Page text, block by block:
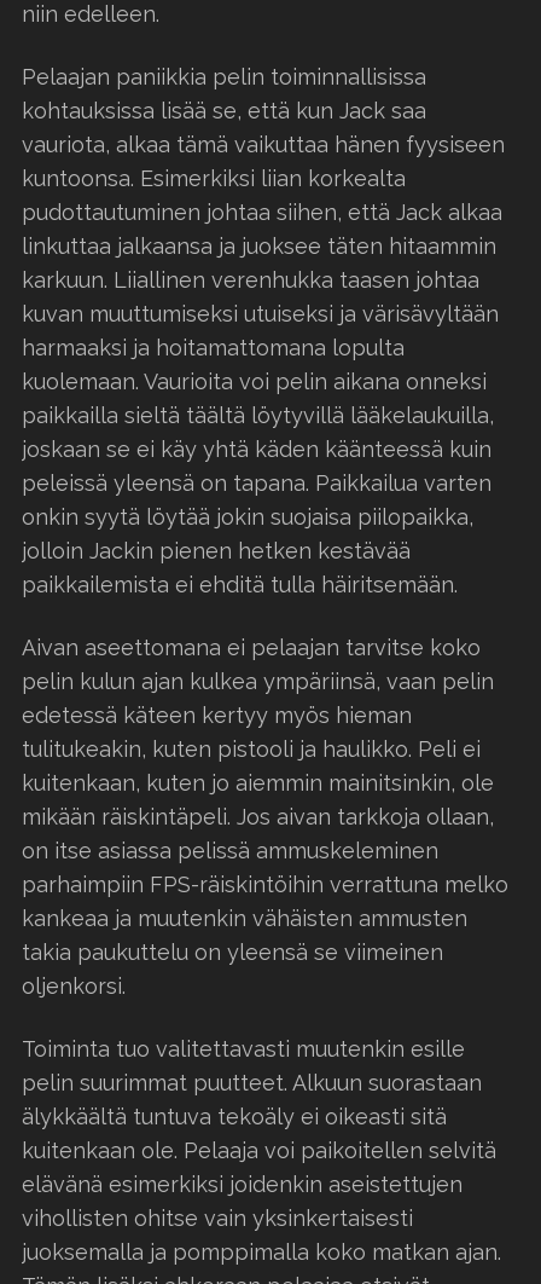
niin edelleen.
Pelaajan paniikkia pelin toiminnallisissa
kohtauksissa lisää se, että kun Jack saa
vauriota, alkaa tämä vaikuttaa hänen fyysiseen
kuntoonsa. Esimerkiksi liian korkealta
pudottautuminen johtaa siihen, että Jack alkaa
linkuttaa jalkaansa ja juoksee täten hitaammin
karkuun. Liiallinen verenhukka taasen johtaa
kuvan muuttumiseksi utuiseksi ja värisävyltään
harmaaksi ja hoitamattomana lopulta
kuolemaan. Vaurioita voi pelin aikana onneksi
paikkailla sieltä täältä löytyvillä lääkelaukuilla,
joskaan se ei käy yhtä käden käänteessä kuin
peleissä yleensä on tapana. Paikkailua varten
onkin syytä löytää jokin suojaisa piilopaikka,
jolloin Jackin pienen hetken kestävää
paikkailemista ei ehditä tulla häiritsemään.
Aivan aseettomana ei pelaajan tarvitse koko
pelin kulun ajan kulkea ympäriinsä, vaan pelin
edetessä käteen kertyy myös hieman
tulitukeakin, kuten pistooli ja haulikko. Peli ei
kuitenkaan, kuten jo aiemmin mainitsinkin, ole
mikään räiskintäpeli. Jos aivan tarkkoja ollaan,
on itse asiassa pelissä ammuskeleminen
parhaimpiin FPS-räiskintöihin verrattuna melko
kankeaa ja muutenkin vähäisten ammusten
takia paukuttelu on yleensä se viimeinen
oljenkorsi.
Toiminta tuo valitettavasti muutenkin esille
pelin suurimmat puutteet. Alkuun suorastaan
älykkäältä tuntuva tekoäly ei oikeasti sitä
kuitenkaan ole. Pelaaja voi paikoitellen selvitä
elävänä esimerkiksi joidenkin aseistettujen
vihollisten ohitse vain yksinkertaisesti
juoksemalla ja pomppimalla koko matkan ajan.